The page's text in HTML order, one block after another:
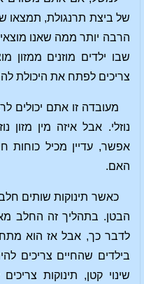
הרבה יותר ממה שאנו
שבו ילדים מוזנים ממזון
צריכים לפתח את היכולת
מעובדה זו אתם יכולים
נוזלי. אבל איזה מין מזון
אפשר, עדיין מכיל כוחות
האם.
כאשר תינוקות שותים
הבטן. בתהליך זה החלב
לדבר כך, אבל אז הוא
בילדים שהחיים צריכים
שינוי קטן, תינוקות